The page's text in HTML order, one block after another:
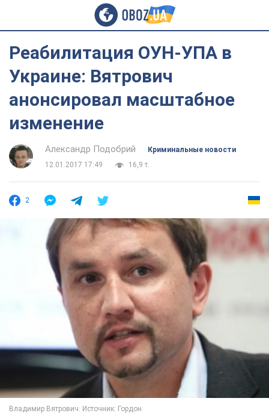
Реабилитация ОУН-УПА в
Украине: Вятрович
анонсировал масштабное
изменение
Александр Подобрий
Криминальные новости
12.01.2017 17:49
16,9 т.
2